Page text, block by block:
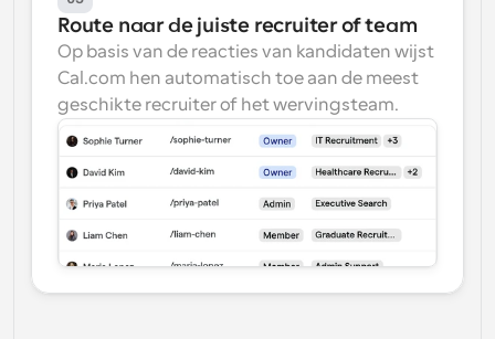
Route naar de juiste recruiter of team
Op basis van de reacties van kandidaten wijst
Cal.com hen automatisch toe aan de meest
geschikte recruiter of het wervingsteam.